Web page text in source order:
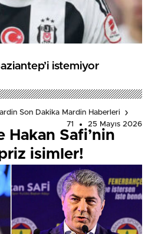
istemiyor
Son Dakika Mardin Haberleri
71
25 Mayıs 2026
Hakan Safi’nin
isimler!